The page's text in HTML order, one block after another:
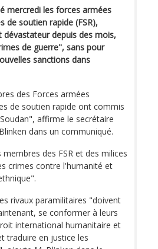
mercredi les forces armées
de soutien rapide (FSR),
depuis des mois,
de guerre", sans pour
sanctions dans
des Forces armées
de soutien rapide ont commis
affirme le secrétaire
dans un communiqué.
des FSR et des milices
crimes contre l'humanité et
rivaux paramilitaires "doivent
se conformer à leurs
international humanitaire et
traduire en justice les